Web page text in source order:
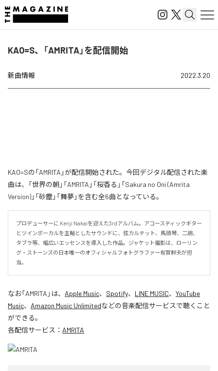
KAO=S、「AMRITA」を配信開始
新曲情報 2022.3.20
KAO=Sの「AMRITA」が配信開始された。今回デジタル配信された楽
曲は、「世界の朝」「AMRITA」「桜香る」「Sakura no Oni (Amrita
Version)」「砂塵」「舞夢」を含む全6曲となっている。
プロデューサーに Kenji Nakaiを迎えた3rdアルバム。アコースティックギター
とツインボーカルを主軸としたサウンドに、弦カルテット、馬頭琴、二胡、
タブラ等、幅広いエッセンスを導入した作品。ジャケット撮影は、ローリン
グ・ストーンズの日本唯一のオフィシャルフォトグラファー有賀幹夫が担
当。
なお「AMRITA 」は、 Apple Music、 Spotify、 LINE MUSIC、 YouTube
Music、 Amazon Music Unlimitedなどの音楽配信サービスで聴くこと
ができる。
各配信サービス： AMRITA